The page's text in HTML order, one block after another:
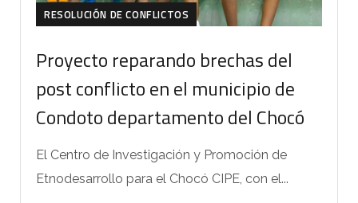
RESOLUCIÓN DE CONFLICTOS
Proyecto reparando brechas del
post conflicto en el municipio de
Condoto departamento del Chocó
El Centro de Investigación y Promoción de
Etnodesarrollo para el Chocó CIPE, con el...